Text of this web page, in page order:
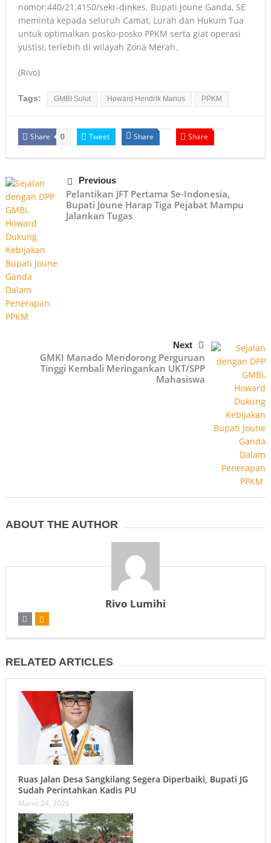
nomor:440/21.4150/sekr-dinkes. Bupati Joune Ganda, SE
meminta kepada seluruh Camat, Lurah dan Hukum Tua
untuk optimalkan posko-posko PPKM serta giat operasi
yustisi, terlebih di wilayah Zona Merah.
(Rivo)
Tags: GMBI Sulut Howard Hendrik Marius PPKM
Share 0 Tweet Share Share
Previous
Pelantikan JFT Pertama Se-Indonesia,
Bupati Joune Harap Tiga Pejabat Mampu
Jalankan Tugas
Next
GMKI Manado Mendorong Perguruan
Tinggi Kembali Meringankan UKT/SPP
Mahasiswa
ABOUT THE AUTHOR
Rivo Lumihi
RELATED ARTICLES
Ruas Jalan Desa Sangkilang Segera Diperbaiki, Bupati JG
Sudah Perintahkan Kadis PU
Maret 24, 2026